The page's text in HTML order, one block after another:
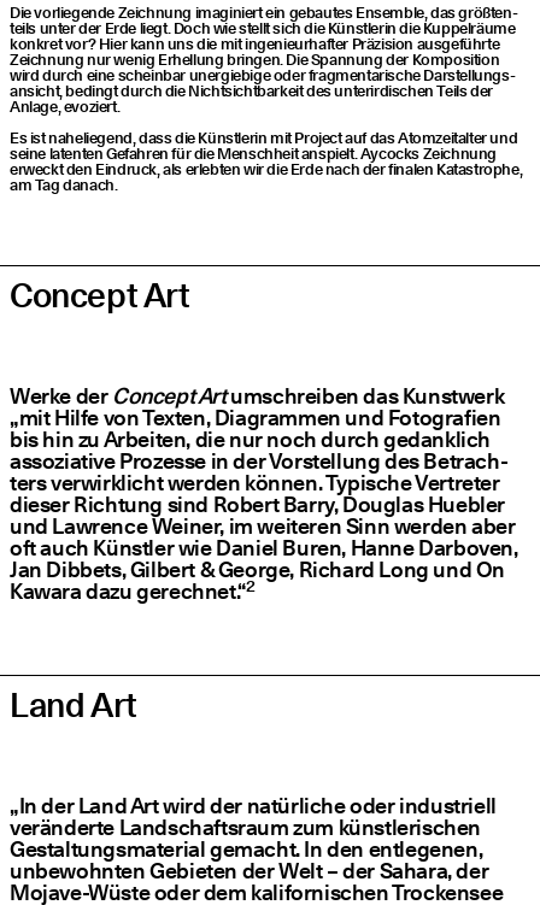
Die vor­lie­gen­de Zeich­nung ima­gi­niert ein gebau­tes Ensem­ble, das größ­ten­
teils unter der Erde liegt. Doch wie stellt sich die Künst­le­rin die Kup­pel­räu­me
kon­kret vor? Hier kann uns die mit inge­nieur­haf­ter Prä­zi­si­on aus­ge­führ­te
Zeich­nung nur wenig Erhel­lung brin­gen. Die Span­nung der Kom­po­si­ti­on
wird durch eine schein­bar uner­gie­bi­ge oder frag­men­ta­ri­sche Dar­stel­lungs­
an­sicht, bedingt durch die Nicht­sicht­bar­keit des unter­ir­di­schen Teils der
Anla­ge, evoziert.
Es ist nahe­lie­gend, dass die Künst­le­rin mit Pro­ject auf das Atom­zeit­al­ter und
sei­ne laten­ten Gefah­ren für die Mensch­heit anspielt. Aycocks Zeich­nung
erweckt den Ein­druck, als erleb­ten wir die Erde nach der fina­len Kata­stro­phe,
am Tag danach.
Con­cept Art
Wer­ke der Con­cept Artumschrei­ben das Kunst­werk
„mit Hil­fe von Tex­ten, Dia­gram­men und Foto­gra­fien
bis hin zu Arbei­ten, die nur noch durch gedank­lich
asso­zia­ti­ve Pro­zes­se in der Vor­stel­lung des Betrach­
ters ver­wirk­licht wer­den kön­nen. Typi­sche Ver­tre­ter
die­ser Rich­tung sind Robert Bar­ry, Dou­glas Hueb­ler
und Law­rence Wei­ner, im wei­te­ren Sinn wer­den aber
oft auch Künst­ler wie Dani­el Buren, Han­ne Dar­bo­ven,
Jan Dib­bets, Gil­bert & Geor­ge, Richard Long und On
Kawa­ra dazu gerech­net.“2
Land Art
„In der Land Art wird der natür­li­che oder indus­tri­ell
ver­än­der­te Land­schafts­raum zum künst­le­ri­schen
Gestal­tungs­ma­te­ri­al gemacht. In den ent­le­ge­nen,
unbe­wohn­ten Gebie­ten der Welt – der Saha­ra, der
Moja­ve-Wüs­te oder dem kali­for­ni­schen Tro­cken­see